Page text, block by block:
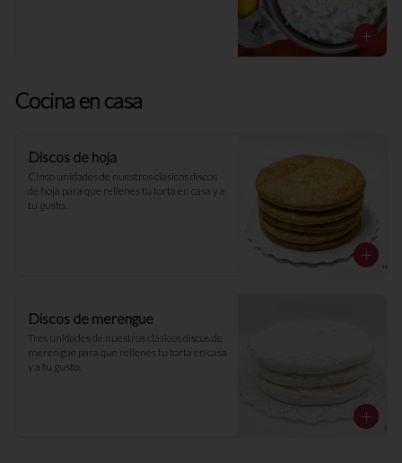
Cocina en casa
Discos de hoja
Cinco unidades de nuestros clásicos discos
de hoja para que rellenes tu torta en casa y a
tu gusto.
Discos de merengue
Tres unidades de nuestros clásicos discos de
merengue para que rellenes tu torta en casa
y a tu gusto.